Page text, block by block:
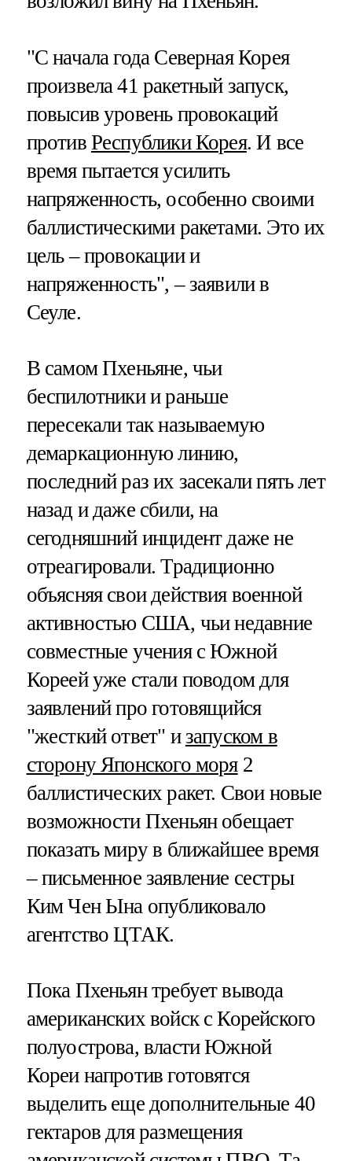
"С начала года Северная Корея
произвела 41 ракетный запуск,
повысив уровень провокаций
против Республики Корея. И все
время пытается усилить
напряженность, особенно своими
баллистическими ракетами. Это их
цель – провокации и
напряженность", – заявили в
Сеуле.
В самом Пхеньяне, чьи
беспилотники и раньше
пересекали так называемую
демаркационную линию,
последний раз их засекали пять лет
назад и даже сбили, на
сегодняшний инцидент даже не
отреагировали. Традиционно
объясняя свои действия военной
активностью США, чьи недавние
совместные учения с Южной
Кореей уже стали поводом для
заявлений про готовящийся
"жесткий ответ" изапуском в
сторону Японского моря2
баллистических ракет. Свои новые
возможности Пхеньян обещает
показать миру в ближайшее время
– письменное заявление сестры
Ким Чен Ына опубликовало
агентство ЦТАК.
Пока Пхеньян требует вывода
американских войск с Корейского
полуострова, власти Южной
Кореи напротив готовятся
выделить еще дополнительные 40
гектаров для размещения